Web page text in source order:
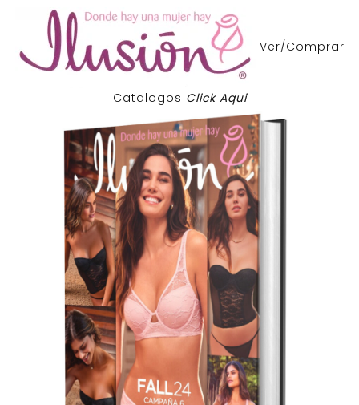
Ver/Comprar
Catalogos Click Aqui